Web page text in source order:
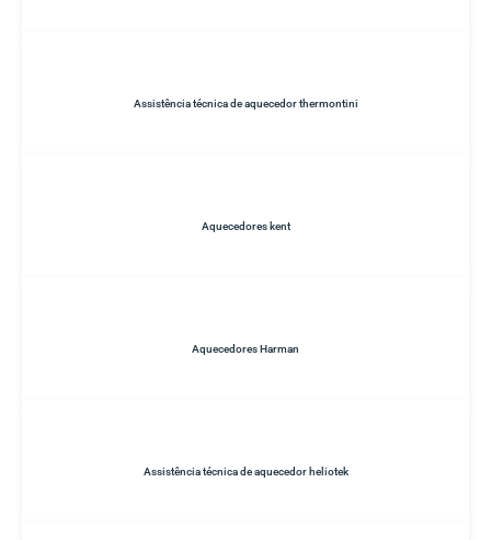
Assistência técnica de aquecedor thermontini
Aquecedores kent
Aquecedores Harman
Assistência técnica de aquecedor heliotek